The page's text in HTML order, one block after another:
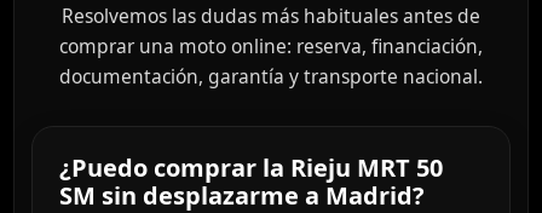
Resolvemos las dudas más habituales antes de
comprar una moto online: reserva, financiación,
documentación, garantía y transporte nacional.
¿Puedo comprar la Rieju MRT 50
SM sin desplazarme a Madrid?